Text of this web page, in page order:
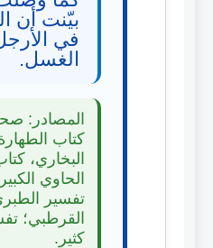
بيّنت أن
في
الغسل.
المصادر:
كتاب
البخاري،
الحاوي
تفسير
القرطبي؛
كثير.